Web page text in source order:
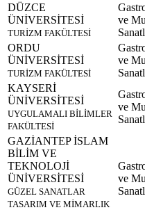
DÜZCE
ÜNİVERSİTESİ
TURİZM FAKÜLTESİ
ve
ORDU
ÜNİVERSİTESİ
TURİZM FAKÜLTESİ
ve
KAYSERİ
ÜNİVERSİTESİ
UYGULAMALI BİLİMLER
FAKÜLTESİ
ve
GAZİANTEP İSLAM
BİLİM VE
TEKNOLOJİ
ÜNİVERSİTESİ
GÜZEL SANATLAR
TASARIM VE MİMARLIK
ve